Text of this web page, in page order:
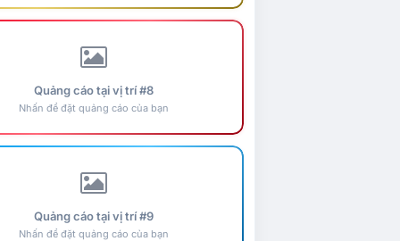
Quảng cáo tại vị trí #8
Nhấn để đặt quảng cáo của bạn
Quảng cáo tại vị trí #9
Nhấn để đặt quảng cáo của bạn